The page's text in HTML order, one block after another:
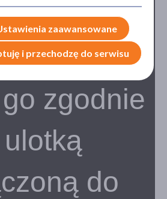
lek. Dla
zgodnie
do
zaawansowane
i przechodzę do serwisu